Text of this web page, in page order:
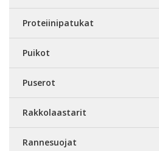
Proteiinipatukat
Puikot
Puserot
Rakkolaastarit
Rannesuojat